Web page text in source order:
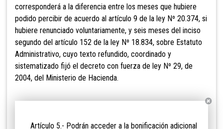
corresponderá a la diferencia entre los meses que hubiere
podido percibir de acuerdo al artículo 9 de la ley Nº 20.374, si
hubiere renunciado voluntariamente, y seis meses del inciso
segundo del artículo 152 de la ley Nº 18.834, sobre Estatuto
Administrativo, cuyo texto refundido, coordinado y
sistematizado fijó el decreto con fuerza de ley Nº 29, de
2004, del Ministerio de Hacienda.
Artículo 5.- Podrán acceder a la bonificación adicional